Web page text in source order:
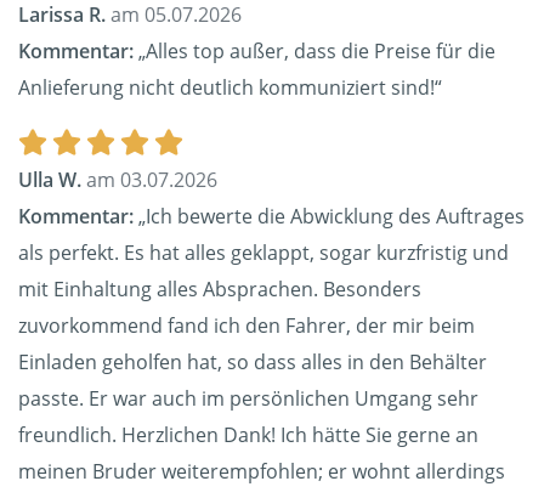
Larissa R.am 05.07.2026
Kommentar:„Alles top außer, dass die Preise für die
Anlieferung nicht deutlich kommuniziert sind!“
Ulla W.am 03.07.2026
Kommentar:„Ich bewerte die Abwicklung des Auftrages
als perfekt. Es hat alles geklappt, sogar kurzfristig und
mit Einhaltung alles Absprachen. Besonders
zuvorkommend fand ich den Fahrer, der mir beim
Einladen geholfen hat, so dass alles in den Behälter
passte. Er war auch im persönlichen Umgang sehr
freundlich. Herzlichen Dank! Ich hätte Sie gerne an
meinen Bruder weiterempfohlen; er wohnt allerdings